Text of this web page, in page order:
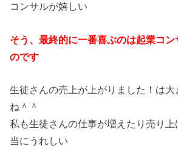
コンサルが嬉しい
そう、最終的に一番喜ぶのは起業コ
のです
生徒さんの売上が上がりました！は大
ね＾＾
私も生徒さんの仕事が増えたり売り
当にうれしい